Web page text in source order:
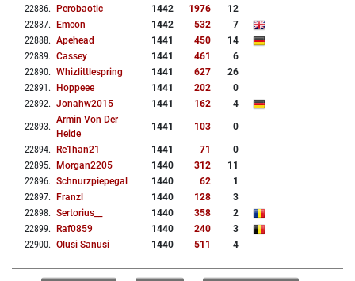
22886. Perobaotic 1442 1976
12
22887. Emcon 1442 532
7
22888. Apehead 1441 450
14
22889. Cassey 1441 461
6
22890. Whizlittlespring 1441 627
26
22891 . Hoppeee 1441 202
0
22892. Jonahw2015 1441 162 4
22893.
Armin Von Der
Heide
1441 103 0
22894. Re1han21 1441 71
0
22895. Morgan2205 1440 312
11
22896. Schnurzpiepegal 1440 62
1
22897. Franzl 1440 128
3
22898. Sertorius__ 1440 358
2
22899. Raf0859 1440 240
3
22900. Olusi Sanusi 1440 511 4